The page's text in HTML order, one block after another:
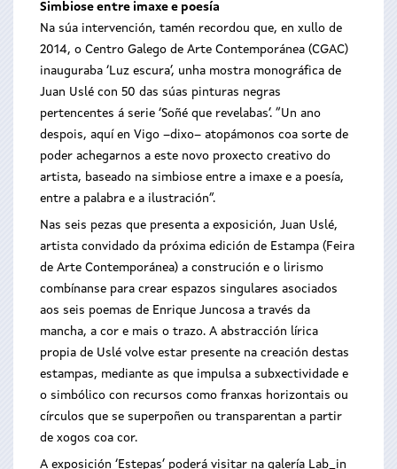
Simbiose entre imaxe e poesía
Na súa intervención, tamén recordou que, en xullo de
2014, o Centro Galego de Arte Contemporánea (CGAC)
inauguraba ‘Luz escura’, unha mostra monográfica de
Juan Uslé con 50 das súas pinturas negras
pertencentes á serie ‘Soñé que revelabas’. “Un ano
despois, aquí en Vigo –dixo– atopámonos coa sorte de
poder achegarnos a este novo proxecto creativo do
artista, baseado na simbiose entre a imaxe e a poesía,
entre a palabra e a ilustración”.
Nas seis pezas que presenta a exposición, Juan Uslé,
artista convidado da próxima edición de Estampa (Feira
de Arte Contemporánea) a construción e o lirismo
combínanse para crear espazos singulares asociados
aos seis poemas de Enrique Juncosa a través da
mancha, a cor e mais o trazo. A abstracción lírica
propia de Uslé volve estar presente na creación destas
estampas, mediante as que impulsa a subxectividade e
o simbólico con recursos como franxas horizontais ou
círculos que se superpoñen ou transparentan a partir
de xogos coa cor.
A exposición ‘Estepas’ poderá visitar na galería Lab_in